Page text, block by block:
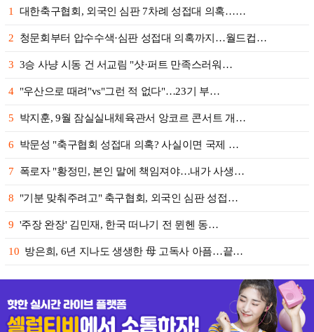
1 대한축구협회, 외국인 심판 7차례 성접대 의혹……
2 청문회부터 압수수색·심판 성접대 의혹까지…월드컵…
3 3승 사냥 시동 건 서교림 "샷·퍼트 만족스러워…
4 "우산으로 때려"vs"그런 적 없다"…23기 부…
5 박지훈, 9월 잠실실내체육관서 앙코르 콘서트 개…
6 박문성 "축구협회 성접대 의혹? 사실이면 국제 …
7 폭로자 "황정민, 본인 말에 책임져야…내가 사생…
8 "기분 맞춰주려고" 축구협회, 외국인 심판 성접…
9 '주장 완장' 김민재, 한국 떠나기 전 뮌헨 동…
10 방은희, 6년 지나도 생생한 母 고독사 아픔…끝…